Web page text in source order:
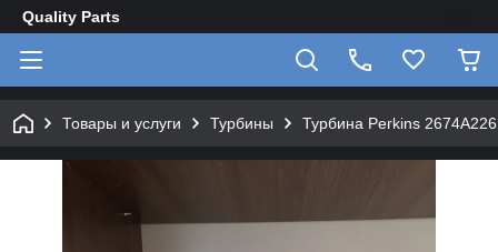
Quality Parts
Товары и услуги Турбины Турбина Perkins